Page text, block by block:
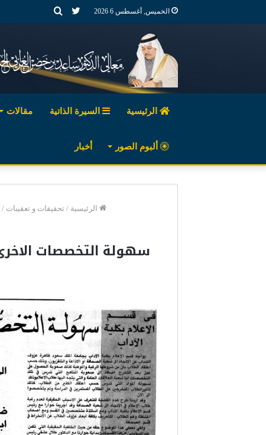
الخميس, أغسطس 6 2026 بحثتويتر
الرئيسية السيرة الذاتية مقالات
ألبوم الصور أخبار
الرئيسية / تحقيقات و تعقيبات /